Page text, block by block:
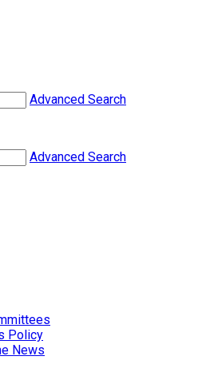
Advanced Search
Advanced Search
Policy
News